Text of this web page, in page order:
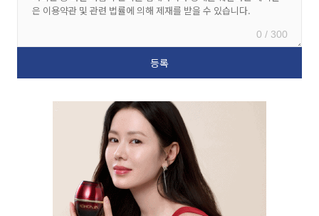
0 / 300